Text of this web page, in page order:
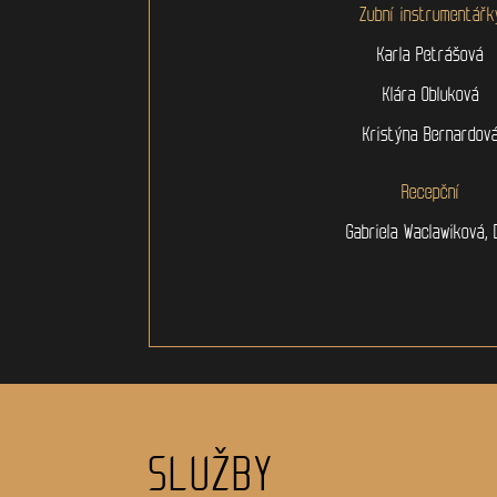
Zubní
Karla Petrášová
Klára Obluková
Kristýna Bernardová
Recepční
Gabriela Waclawiková,
SLUŽBY